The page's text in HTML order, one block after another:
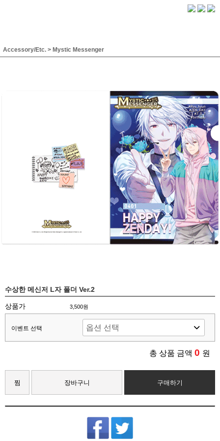
Accessory/Etc. > Mystic Messenger
수상한 메신저 L자 폴더 Ver.2
상품가 3,500원
이벤트 선택
총 상품 금액 0 원
찜 장바구니 구매하기